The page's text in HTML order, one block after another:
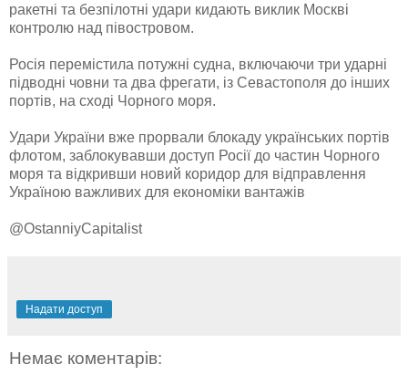
ракетні та безпілотні удари кидають виклик Москві
контролю над півостровом.
Росія перемістила потужні судна, включаючи три ударні
підводні човни та два фрегати, із Севастополя до інших
портів, на сході Чорного моря.
Удари України вже прорвали блокаду українських портів
флотом, заблокувавши доступ Росії до частин Чорного
моря та відкривши новий коридор для відправлення
Україною важливих для економіки вантажів
@OstanniyCapitalist
Надати доступ
Немає коментарів: